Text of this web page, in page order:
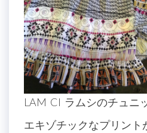
LAM CI ラムシのチュニ
エキゾチックなプリント